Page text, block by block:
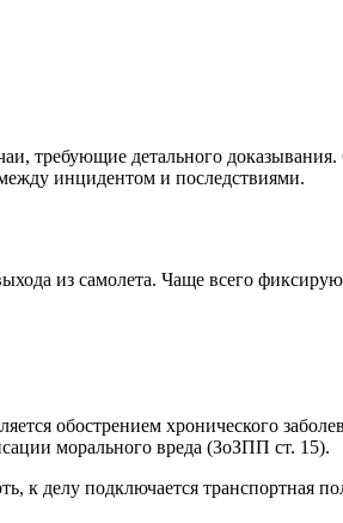
требующие детального
инцидентом и последствиями.
из самолета. Чаще всего
обострением хронического
морального вреда (ЗоЗПП ст. 15).
к делу подключается